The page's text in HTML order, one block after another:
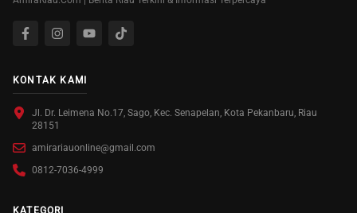
KONTAK KAMI
Jl. Dr. Leimena No.17, Sago, Kec. Senapelan, Kota Pekanbaru, Riau
28151
amirariauonline@gmail.com
0812-7036-4999